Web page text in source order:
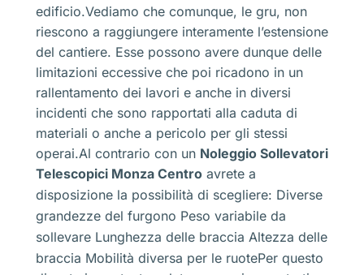
edificio.Vediamo che comunque, le gru, non
riescono a raggiungere interamente l’estensione
del cantiere. Esse possono avere dunque delle
limitazioni eccessive che poi ricadono in un
rallentamento dei lavori e anche in diversi
incidenti che sono rapportati alla caduta di
materiali o anche a pericolo per gli stessi
operai.Al contrario con un Noleggio Sollevatori
Telescopici Monza Centro avrete a
disposizione la possibilità di scegliere: Diverse
grandezze del furgono Peso variabile da
sollevare Lunghezza delle braccia Altezza delle
braccia Mobilità diversa per le ruotePer questo